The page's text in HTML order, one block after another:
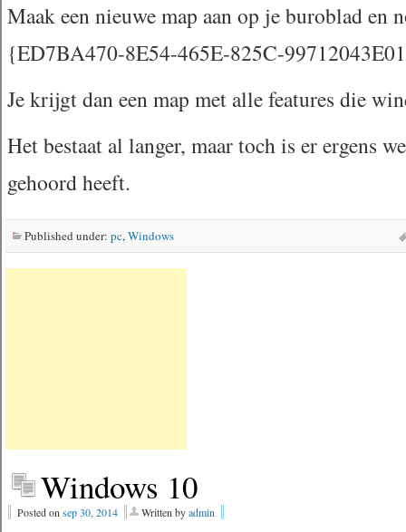
Maak een nieuwe map aan op je buroblad en
{ED7BA470-8E54-465E-825C-
Je krijgt dan een map met alle features die
Het bestaat al langer, maar toch is er ergens
gehoord heeft.
Published under: pc,Windows
Windows 10
Posted on sep 30, 2014 Written byadmin